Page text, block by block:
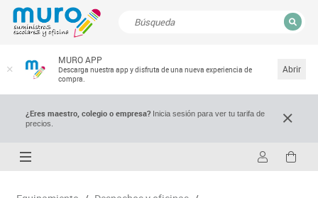
MURO APP
Descarga nuestra app y disfruta de una nueva experiencia de
compra.
Abrir
¿Eres maestro, colegio o empresa?Inicia sesión para ver tu tarifa de
precios.